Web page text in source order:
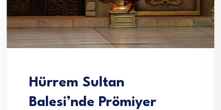
Hürrem Sultan
Balesi’nde Prömiyer